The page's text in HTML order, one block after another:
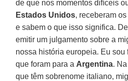
de que nos momentos difíceis
Estados Unidos, receberam
e sabem o que isso significa.
emitir um julgamento sobre a
nossa história europeia. Eu sou
que foram para a Argentina. Na
que têm sobrenome italiano,